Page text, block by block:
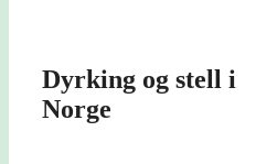
Dyrking og stell i
Norge